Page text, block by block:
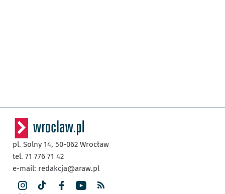
pl. Solny 14, 50-062 Wrocław
tel. 71 776 71 42
e-mail: redakcja@araw.pl